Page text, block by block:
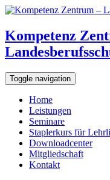
Kompetenz
Toggle navigation
Home
Leistungen
Seminare
Staplerkurs für
Downloadcenter
Mitgliedschaft
Kontakt